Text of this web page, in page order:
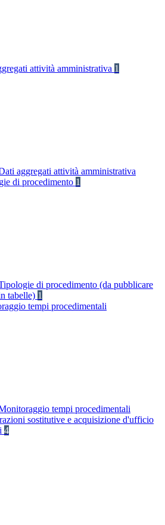
attività amministrativa 1
aggregati attività amministrativa
di procedimento 1
di procedimento (da pubblicare
tabelle) 1
tempi procedimentali
tempi procedimentali
sostitutive e acquisizione d'ufficio
4